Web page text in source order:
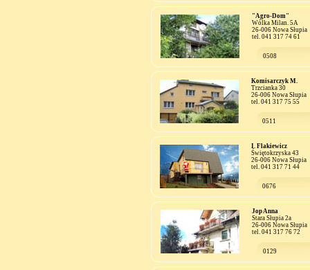
"Agro-Dom"
Wólka Milan. 5A
26-006 Nowa Słupia
tel. 041 317 74 61
0508
Komisarczyk M.
Trzcianka 30
26-006 Nowa Słupia
tel. 041 317 75 55
0511
I. Flakiewicz
Świętokrzyska 43
26-006 Nowa Słupia
tel. 041 317 71 44
0676
Jop Anna
Stara Słupia 2a
26-006 Nowa Słupia
tel. 041 317 76 72
0129